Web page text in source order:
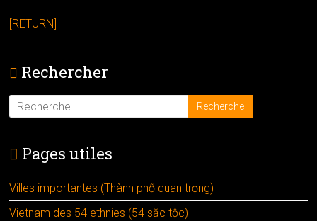
[RETURN]
Rechercher
Pages utiles
Villes importantes (Thành phố quan trọng)
Vietnam des 54 ethnies (54 sắc tộc)